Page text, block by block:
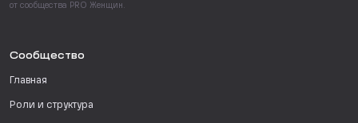
от сообщества PRO Женщин.
Сообщество
Главная
Роли и структура